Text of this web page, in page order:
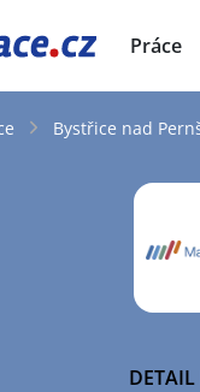
Práce
Bystřice nad